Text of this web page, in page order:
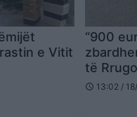
e Vitit
“900
të
për
schedule 13:02 /